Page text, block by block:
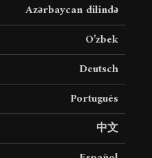
Azərbaycan dilində
O’zbek
Deutsch
Português
中文